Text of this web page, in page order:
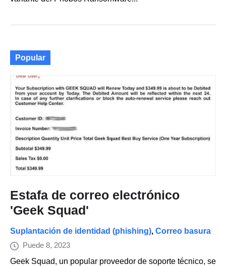
Popular
Estafa de correo electrónico
'Geek Squad'
Suplantación de identidad (phishing), Correo basura
Puede 8, 2023
Geek Squad, un popular proveedor de soporte técnico, se